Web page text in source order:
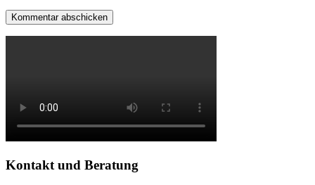
Kontakt und Beratung